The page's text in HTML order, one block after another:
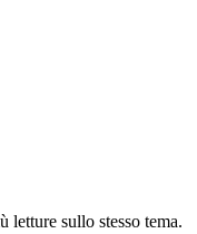
letture sullo stesso tema.